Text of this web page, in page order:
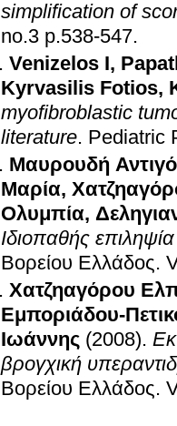
simplification of
no.3 p.538-547.
Venizelos I,
Kyrvasilis Fotios,
myofibroblastic
literature. Pediatric
Μαυρουδή
Μαρία,
Ολυμπία,
Ιδιοπαθής επιληψία
Βορείου Ελλάδος.
Χατζηαγόρου
Εμποριάδου-
Ιωάννης (2008).
βρογχική
Βορείου Ελλάδος.